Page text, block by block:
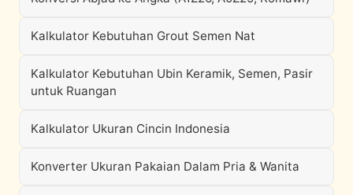
Kalkulator Kebutuhan Grout Semen Nat
Kalkulator Kebutuhan Ubin Keramik, Semen, Pasir
untuk Ruangan
Kalkulator Ukuran Cincin Indonesia
Konverter Ukuran Pakaian Dalam Pria & Wanita